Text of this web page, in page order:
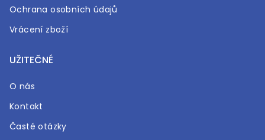
Ochrana osobních údajů
Vrácení zboží
UŽITEČNÉ
O nás
Kontakt
Časté otázky